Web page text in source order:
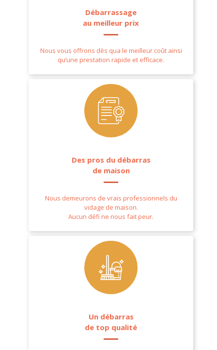
Débarrassage
au meilleur prix
Nous vous offrons dès qua le meilleur coût ainsi
qu’une prestation rapide et efficace.
Des pros du débarras
de maison
Nous demeurons de vrais professionnels du
vidage de maison.
Aucun défi ne nous fait peur.
Un débarras
de top qualité